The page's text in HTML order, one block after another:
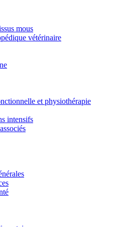
mous
vétérinaire
et physiothérapie
intensifs